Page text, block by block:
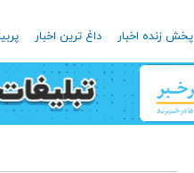
پخش زنده اخبار داغ ترین اخبار